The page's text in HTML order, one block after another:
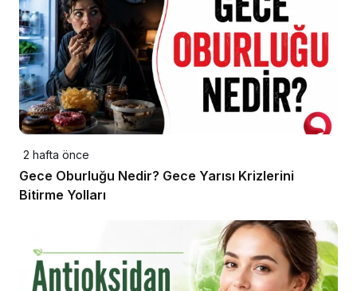
2 hafta önce
Gece Oburluğu Nedir? Gece Yarısı Krizlerini
Bitirme Yolları